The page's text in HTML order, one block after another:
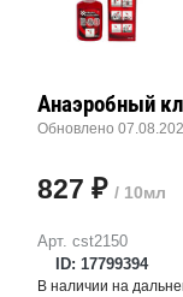
Арт. cst2150
ID: 17799394
Анаэробный
Обновлено
827 ₽ / 10мл
В наличии на